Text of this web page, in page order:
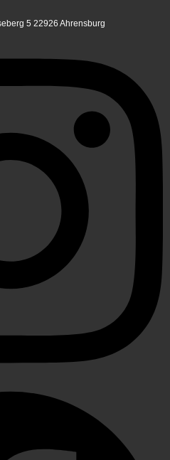
5 22926 Ahrensburg